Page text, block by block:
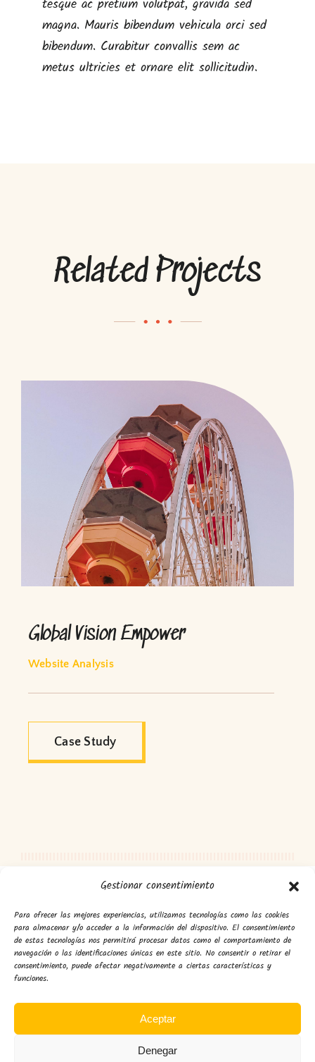
Gestionar consentimiento
Para ofrecer las mejores experiencias, utilizamos tecnologías como las cookies
para almacenar y/o acceder a la información del dispositivo. El consentimiento
de estas tecnologías nos permitirá procesar datos como el comportamiento de
navegación o las identificaciones únicas en este sitio. No consentir o retirar el
consentimiento, puede afectar negativamente a ciertas características y
funciones.
Aceptar
Denegar
tesque ac pretium volutpat, gravida sed
magna. Mauris bibendum vehicula orci sed
bibendum. Curabitur convallis sem ac
metus ultricies et ornare elit sollicitudin.
Related Projects
Global Vision Empower
Website Analysis
Case Study